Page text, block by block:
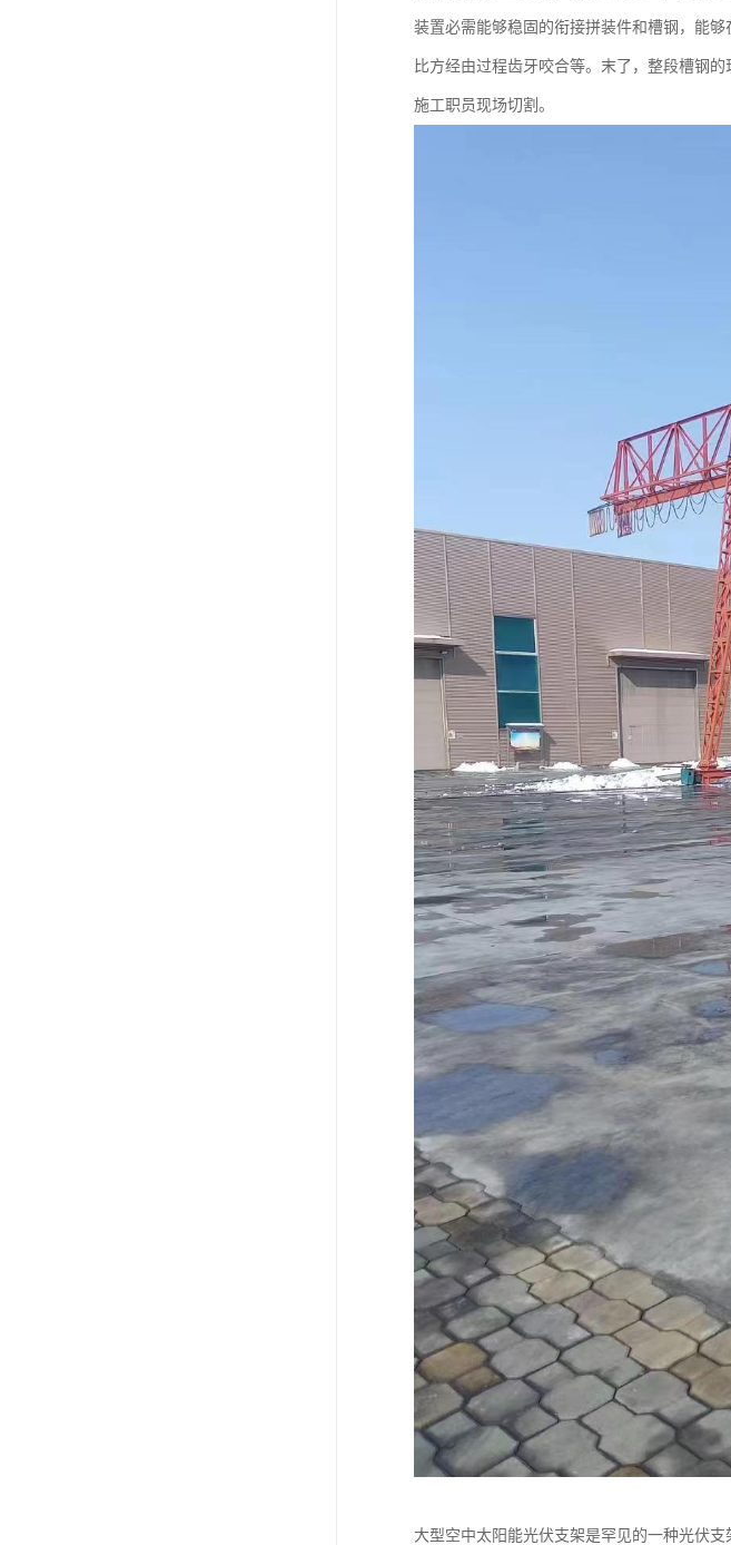
装置必需能够稳固的衔接拼装件和槽钢，能
比方经由过程齿牙咬合等。末了，整段槽钢
施工职员现场切割。
大型空中太阳能光伏支架是罕见的一种光伏